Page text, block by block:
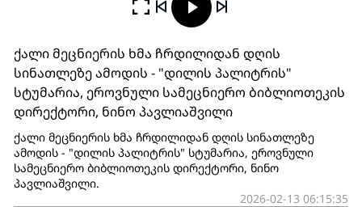
ქალი მეცნიერის ხმა ჩრდილიდან დღის
სინათლეზე ამოდის - "დილის პალიტრის"
სტუმარია, ეროვნული სამეცნიერო ბიბლიოთეკის
დირექტორი, ნინო პავლიაშვილი
ქალი მეცნიერის ხმა ჩრდილიდან დღის სინათლეზე
ამოდის - "დილის პალიტრის" სტუმარია, ეროვნული
სამეცნიერო ბიბლიოთეკის დირექტორი, ნინო
პავლიაშვილი.
2026-02-13 06:15:35